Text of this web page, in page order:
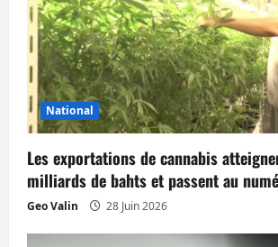
n
d
’
a
r
t
National
Les exportations de cannabis
milliards de bahts et passent au
Geo Valin 28 Juin 2026